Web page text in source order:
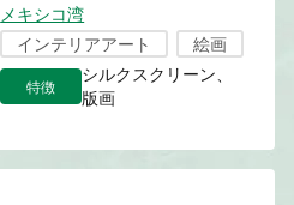
メキシコ湾
インテリアアート
絵画
特徴
シルクスクリーン、
版画